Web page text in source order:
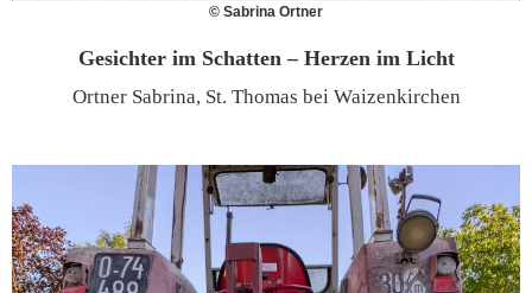
© Sabrina Ortner
Gesichter im Schatten – Herzen im Licht
Ortner Sabrina, St. Thomas bei Waizenkirchen